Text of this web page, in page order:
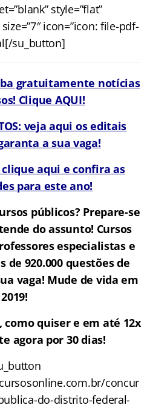
style=”flat”
icon=”icon: file-pdf-
su_button]
gratuitamente notícias
Clique AQUI!
veja aqui os editais
a sua vaga!
clique aqui e confira as
para este ano!
públicos? Prepare-se
do assunto! Cursos
especialistas e
de 920.000 questões de
vaga! Mude de vida em
2019!
como quiser e em até 12x
agora por 30 dias!
concur
do-distrito-federal-